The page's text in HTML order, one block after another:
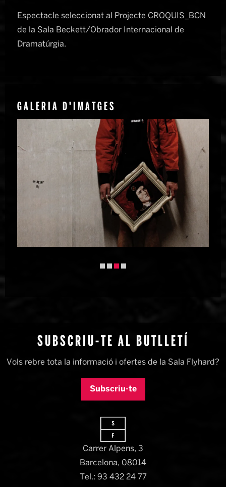
Espectacle seleccionat al Projecte CROQUIS_BCN
de la Sala Beckett/Obrador Internacional de
Dramatúrgia.
GALERIA D'IMATGES
SUBSCRIU-TE AL BUTLLETÍ
Vols rebre tota la informació i ofertes de la Sala Flyhard?
Subscriu-te
Carrer Alpens, 3
Barcelona, 08014​
Tel.: 93 432 24 77